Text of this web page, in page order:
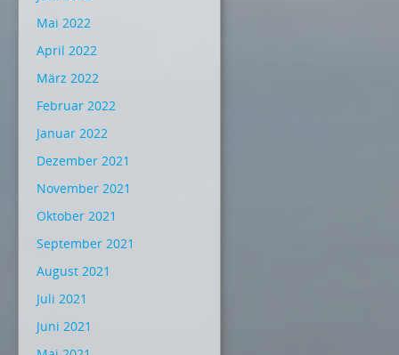
Mai 2022
April 2022
März 2022
Februar 2022
Januar 2022
Dezember 2021
November 2021
Oktober 2021
September 2021
August 2021
Juli 2021
Juni 2021